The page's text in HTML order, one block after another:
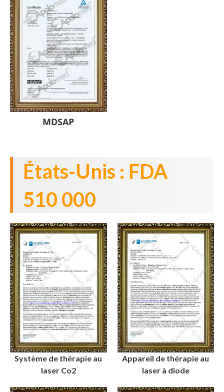
MDSAP
États-Unis : FDA
510 000
Système de thérapie au
laser Co2
Appareil de thérapie au
laser à diode